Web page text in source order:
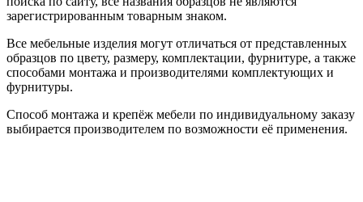
зарегистрированным товарным знаком.
Все мебельные изделия могут отличаться от представленных
образцов по цвету, размеру, комплектации, фурнитуре, а также
способами монтажа и производителями комплектующих и
фурнитуры.
Способ монтажа и крепёж мебели по индивидуальному заказу
выбирается производителем по возможности её применения.